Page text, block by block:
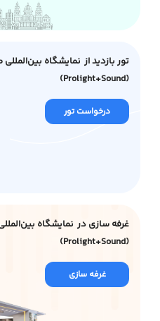
تور بازدید از نمایشگاه
(Prolight+Sound)
درخواست تور
غرفه سازی در نمایشگاه
(Prolight+Sound)
غرفه سازی